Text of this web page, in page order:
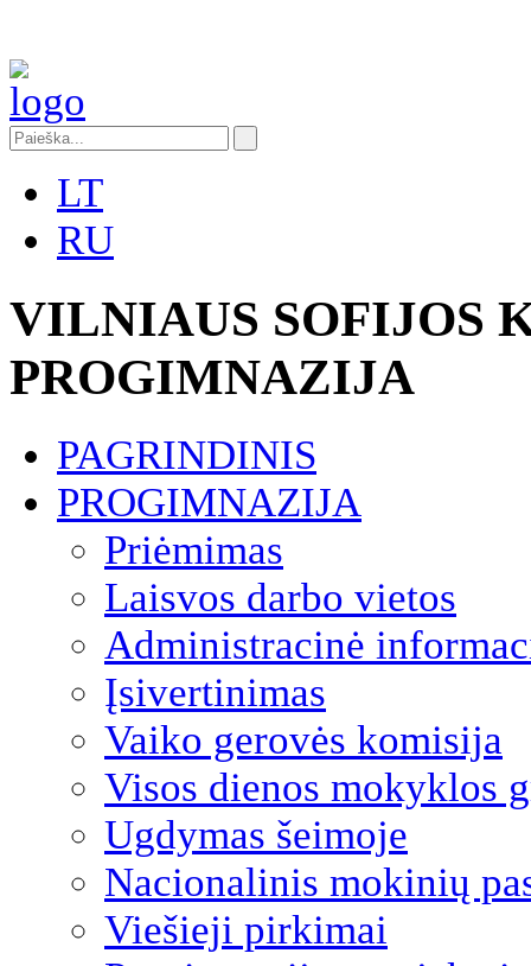
LT
RU
VILNIAUS SOFIJOS
PROGIMNAZIJA
PAGRINDINIS
PROGIMNAZIJA
Priėmimas
Laisvos darbo vietos
Administracinė
Įsivertinimas
Vaiko gerovės komisija
Visos dienos mokyklos
Ugdymas šeimoje
Nacionalinis mokinių
Viešieji pirkimai